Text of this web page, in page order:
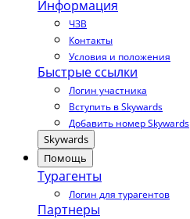
Информация
ЧЗВ
Контакты
Условия и положения
Быстрые ссылки
Логин участника
Вступить в Skywards
Добавить номер Skywards
Skywards
Помощь
Турагенты
Логин для турагентов
Партнеры